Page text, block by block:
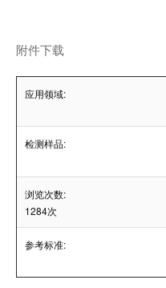
附件下载
应用领域:
检测样品:
浏览次数:
1284次
参考标准: